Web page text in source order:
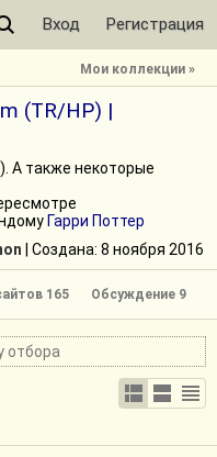
Вход Регистрация
Мои коллекции »
(TR/HP) |
А также некоторые
Гарри Поттер
| Cоздана: 8 ноября 2016
165 Обсуждение 9
отбора